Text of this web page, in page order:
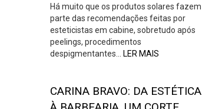
Há muito que os produtos solares fazem
parte das recomendações feitas por
esteticistas em cabine, sobretudo após
peelings, procedimentos
despigmentantes…
LER MAIS
CARINA BRAVO: DA ESTÉTICA